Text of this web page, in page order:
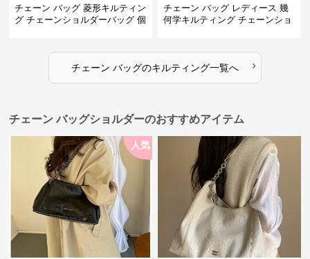
チェーン バッグ 菱形キルティン
グ チェーンショルダーバッグ 個
チェーン バッグ レディース 幾
何学キルティング チェーンショ
チェーン バッグのキルティング一覧へ ›
チェーン バッグショルダーのおすすめアイテム
人気